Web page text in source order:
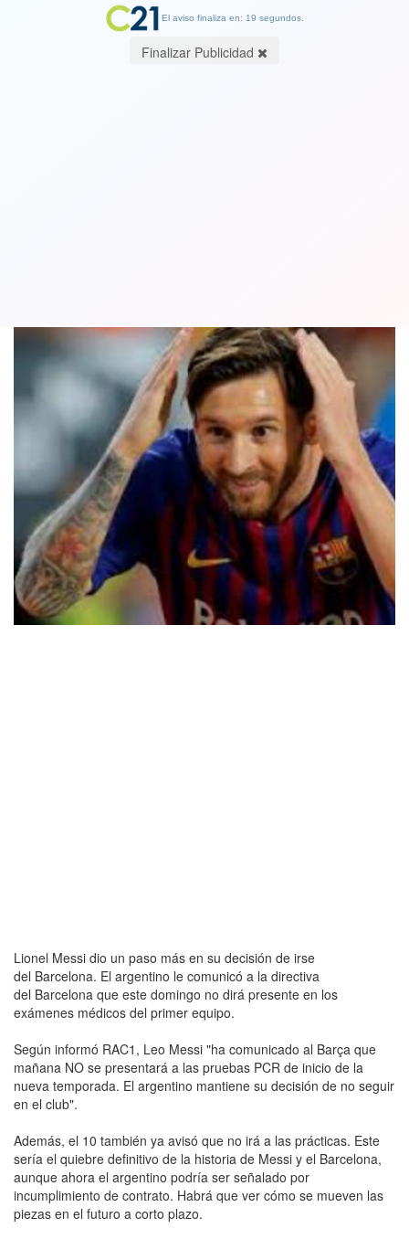
Lionel Messi dio un paso más en su decisión de irse
del Barcelona. El argentino le comunicó a la directiva
del Barcelona que este domingo no dirá presente en los
exámenes médicos del primer equipo.
Según informó RAC1, Leo Messi "ha comunicado al Barça que
mañana NO se presentará a las pruebas PCR de inicio de la
nueva temporada. El argentino mantiene su decisión de no seguir
en el club".
Además, el 10 también ya avisó que no irá a las prácticas. Este
sería el quiebre definitivo de la historia de Messi y el Barcelona,
aunque ahora el argentino podría ser señalado por
incumplimiento de contrato. Habrá que ver cómo se mueven las
piezas en el futuro a corto plazo.
El aviso finaliza en: 19 segundos.
Finalizar Publicidad